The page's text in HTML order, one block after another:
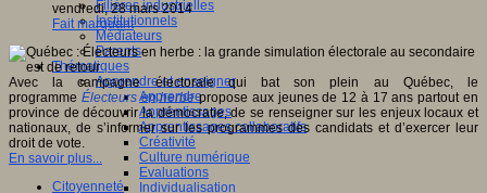
Filières industrielles
Institutionnels
Médiateurs
Parents
Thématiques
Apprendre et enseigner
Apprendre
Apprentissages
Apprentissages collaboratifs
Créativité
Culture numérique
Evaluations
Individualisation
vendredi, 28 mars 2014
Fait marquant
Avec la campagne électorale qui bat son plein au Québec, le
programme Électeurs en herbe propose aux jeunes de 12 à 17 ans partout en
province de découvrir la démocratie, de se renseigner sur les enjeux locaux et
nationaux, de s’informer sur les programmes des candidats et d’exercer leur
droit de vote.
En savoir plus...
Citoyenneté